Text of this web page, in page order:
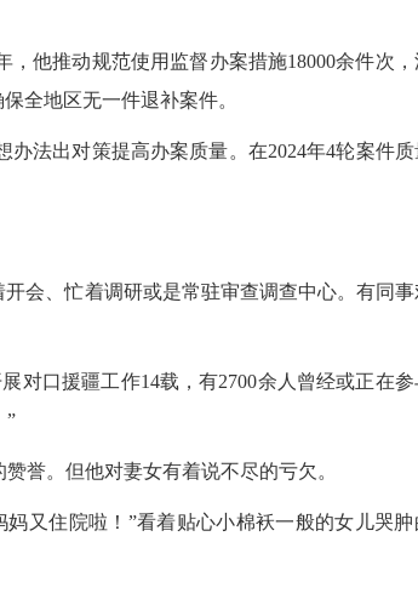
他推动规范使用监督办案措施18000余件次，
全地区无一件退补案件。
法出对策提高办案质量。在2024年4轮案件质
会、忙着调研或是常驻审查调查中心。有同事
口援疆工作14载，有2700余人曾经或正在参
”
。但他对妻女有着说不尽的亏欠。
又住院啦！”看着贴心小棉袄一般的女儿哭肿